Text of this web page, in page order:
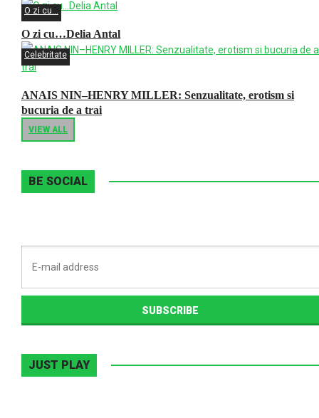
O zi cu...
O zi cu…Delia Antal
Celebritate
ANAIS NIN–HENRY MILLER: Senzualitate, erotism si
bucuria de a trai
VIEW ALL
BE SOCIAL
JUST PLAY